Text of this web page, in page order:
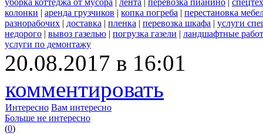
колонки | аренда грузчиков | копка погреба | перестановка
разнорабочих | доставка | пленка | перевозка шкафа | услуги
недорого | вывоз газелью | погрузка газели | ландшафтные
услуги по демонтажу
20.08.2017 в 16:01
комментировать
Интересно Вам интересно
Больше не интересно
(0)